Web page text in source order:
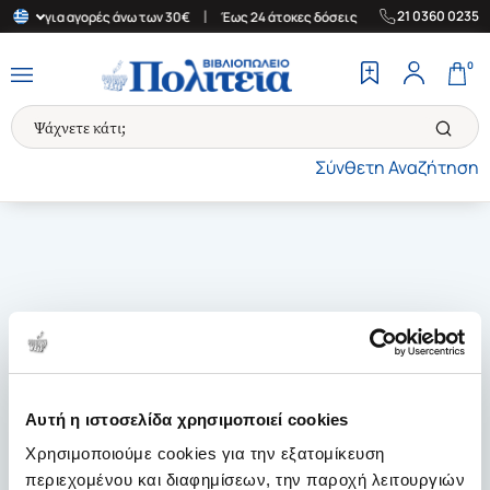
Αυτή η ιστοσελίδα χρησιμοποιεί cookies
Χρησιμοποιούμε cookies για την εξατομίκευση
περιεχομένου και διαφημίσεων, την παροχή λειτουργιών
για αγορές άνω των 30€ Έως 24 άτοκες δόσεις | Δωρεάν
21 0360 0235
Σύνθετη Αναζήτηση
0